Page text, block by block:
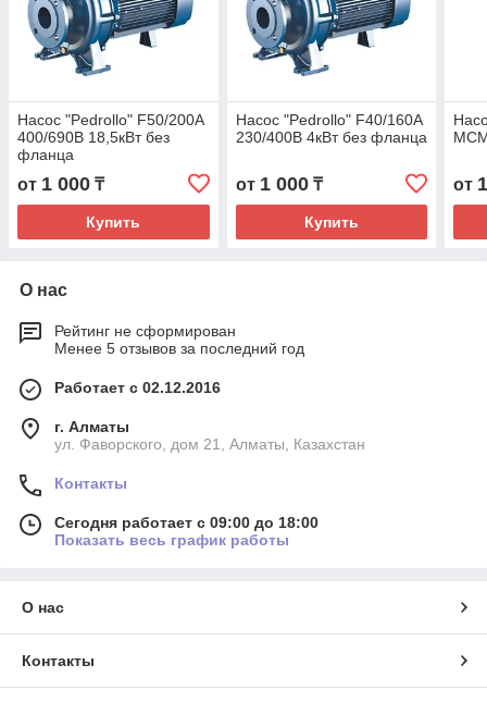
Насос "Pedrollo" F50/200A
400/690В 18,5кВт без
фланца
от 1 000 ₸
Купить
Насос "Pedrollo" F40/160A
230/400В 4кВт без фланца
от 1 000₸
Купить
от
О нас
Рейтинг не сформирован
Менее 5 отзывов за последний год
Работает с 02.12.2016
г. Алматы
ул. Фаворского, дом 21, Алматы, Казахстан
Контакты
Сегодня работает с 09:00 до 18:00
Показать весь график работы
О нас
Контакты